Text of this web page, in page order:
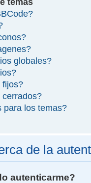
globales?
fijos?
cerrados?
para los temas?
de la
autenticarme?